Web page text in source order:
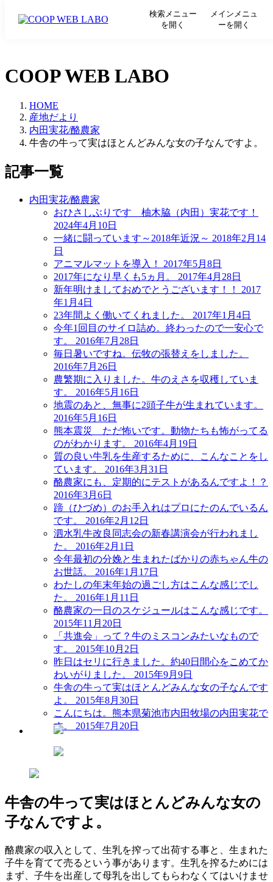
メインメニュ
ーを開く
検索メニュー
を開く
COOP WEB LABO
HOME
産地だより
内田実花/酪農家
牛舎の牛って実はほとんどみんな女の子なんですよ。
記事一覧
内田実花/酪農家
おひさしぶりです 柚木脇（内田）実花です！
2024年4月10日
一緒に闘っています～2018年近況～ 2018年2月14
日
アニマルマットを導入！
2017年5月8日
2017年になり早くも5ヵ月。
2017年4月28日
新年明けましておめでとうございます！！
2017
年1月4日
23年間よく働いてくれました。
2017年1月4日
今年1回目のサイロ詰め。終わったので一安心で
す。
2016年7月28日
毎日暑いですね。伝牧の張替えをしました。
2016年7月26日
農繁期に入りました。牛のえさを収穫していま
す。
2016年5月16日
地震のあと、無事に2頭子牛が生まれています。
2016年5月16日
熊本震災 ただ怖いです。動物たちも怖がってる
のがわかります。
2016年4月19日
質の良い牛乳を生産するために、こんなことをし
ています。
2016年3月31日
酪農家にも、定期的にテストがあるんですよ！？
2016年3月6日
蹄（ひづめ）のお手入れはプロにたのんでいるん
です。
2016年2月12日
泗水乳牛改良同志会の新春講演会が行われまし
た。
2016年2月1日
今年最初の分娩と生まれたばかりの赤ちゃん牛の
お世話。
2016年1月17日
わたしの年末年始の過ごし方はこんな感じでし
た。
2016年1月11日
酪農家の一日のスケジュールはこんな感じです。
2015年11月20日
「共進会」って？牛のミスコンみたいなもので
す。
2015年10月2日
昨日はセリに行きました。約40日間心をこめてか
わいがりました。
2015年9月9日
牛舎の牛って実はほとんどみんな女の子なんです
よ。
2015年8月30日
こんにちは。熊本県菊池市内田牧場の内田実花で
す。
2015年7月20日
牛舎の牛って実はほとんどみんな女の
子なんですよ。
酪農家の収入として、生乳を搾って出荷する事と、生まれた
子牛を育てて売るという事があります。生乳を搾るためには
まず、子牛を出産して母乳を出してもらわなくてはいけませ